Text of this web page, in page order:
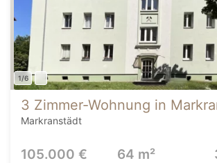
1/6
3 Zimmer-Wohnung in
Markranstädt
105.000 € 64 m²